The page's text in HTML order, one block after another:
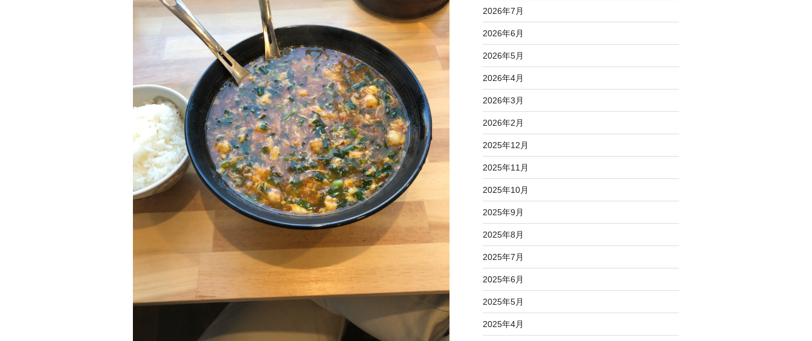
2026年7月
2026年6月
2026年5月
2026年4月
2026年3月
2026年2月
2025年12月
2025年11月
2025年10月
2025年9月
2025年8月
2025年7月
2025年6月
2025年5月
2025年4月